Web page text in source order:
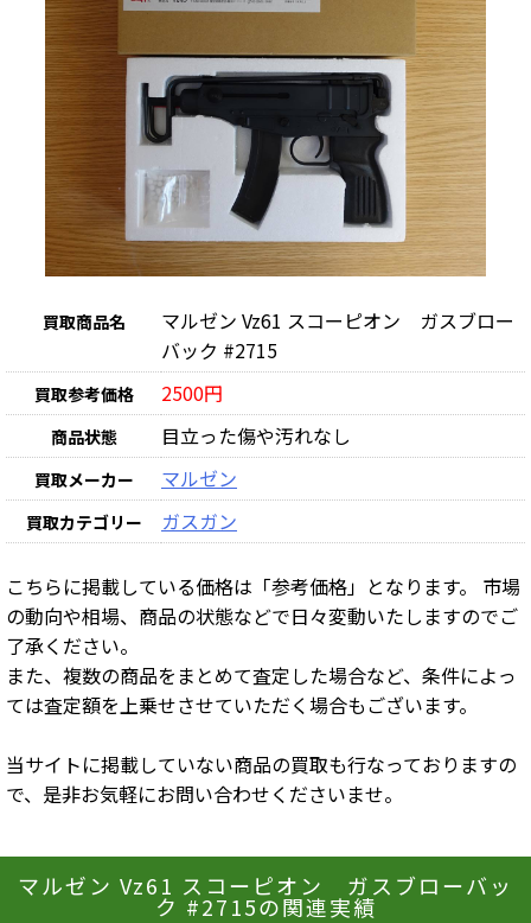
買取商品名
マルゼン Vz61 スコーピオン ガスブロー
バック #2715
買取参考価格 2500円
商品状態 目立った傷や汚れなし
買取メーカー マルゼン
買取カテゴリー ガスガン
こちらに掲載している価格は「参考価格」となります。 市場
の動向や相場、商品の状態などで日々変動いたしますのでご
了承ください。
また、複数の商品をまとめて査定した場合など、条件によっ
ては査定額を上乗せさせていただく場合もございます。
当サイトに掲載していない商品の買取も行なっておりますの
で、是非お気軽にお問い合わせくださいませ。
マルゼン Vz61 スコーピオン ガスブローバッ
ク #2715の関連実績